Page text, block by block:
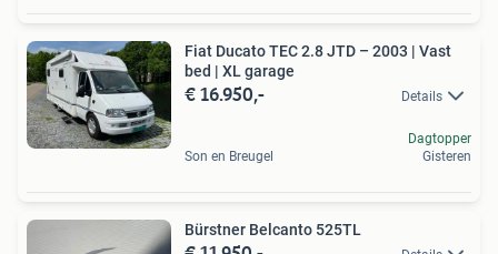
Fiat Ducato TEC 2.8 JTD – 2003 | Vast
bed | XL garage
€ 16.950,- Details
Son en Breugel
Dagtopper
Gisteren
Bürstner Belcanto 525TL